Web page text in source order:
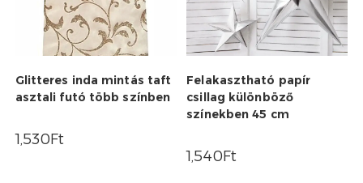
Glitteres inda mintás taft
asztali futó több színben
1,530Ft
Felakasztható papír
csillag különböző
színekben 45 cm
1,540Ft